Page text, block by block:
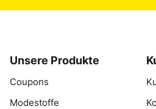
Unsere Produkte
Coupons
Modestoffe